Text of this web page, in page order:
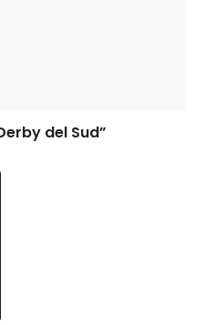
del Sud”